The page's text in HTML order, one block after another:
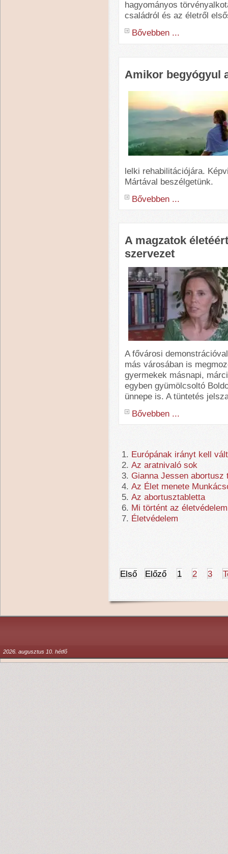
hagyományos
családról és az életről
Bővebben ...
Amikor begyógyul
lelki rehabilitációjára.
Mártával beszélgetünk.
Bővebben ...
A magzatok
szervezet
A fővárosi
más városában is
gyermekek másnapi,
egyben gyümölcsoltó
ünnepe is. A tüntetés
Bővebben ...
Európának irányt kell
Az aratnivaló sok
Gianna Jessen abortusz
Az Élet menete
Az abortusztabletta
Mi történt az
Életvédelem
Első Előző 1 2 3
2026. augusztus 10. hétfő